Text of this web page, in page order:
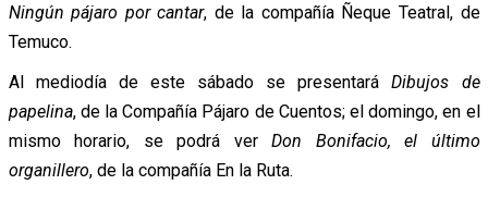
Ningún pájaro por cantar, de la compañía Ñeque Teatral, de
Temuco.
Al mediodía de este sábado se presentaráDibujos de
papelina, de la Compañía Pájaro de Cuentos; el domingo, en el
mismo horario, se podrá ver Don Bonifacio, el último
organillero, de la compañía En la Ruta.